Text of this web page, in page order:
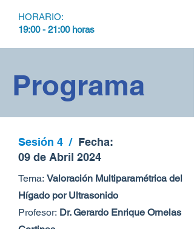
HORARIO:
19:00 - 21:00 horas
Programa
Sesión 4 / Fecha:
09 de Abril 2024
Tema: Valoración Multiparamétrica del
Hígado por Ultrasonido
Profesor: Dr. Gerardo Enrique Ornelas